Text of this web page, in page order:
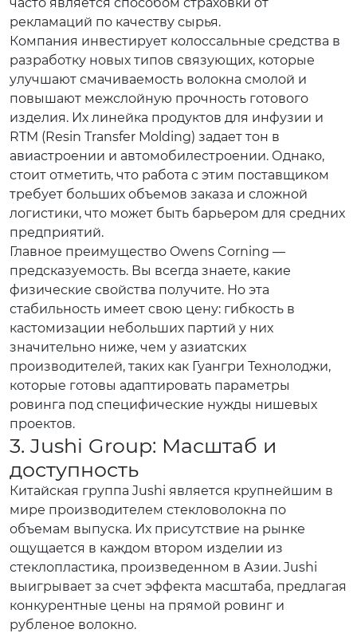
рекламаций по качеству сырья.
Компания инвестирует колоссальные средства в
разработку новых типов связующих, которые
улучшают смачиваемость волокна смолой и
повышают межслойную прочность готового
изделия. Их линейка продуктов для инфузии и
RTM (Resin Transfer Molding) задает тон в
авиастроении и автомобилестроении. Однако,
стоит отметить, что работа с этим поставщиком
требует больших объемов заказа и сложной
логистики, что может быть барьером для средних
предприятий.
Главное преимущество Owens Corning —
предсказуемость. Вы всегда знаете, какие
физические свойства получите. Но эта
стабильность имеет свою цену: гибкость в
кастомизации небольших партий у них
значительно ниже, чем у азиатских
производителей, таких как Гуангри Технолоджи,
которые готовы адаптировать параметры
ровинга под специфические нужды нишевых
проектов.
3. Jushi Group: Масштаб и
доступность
Китайская группа Jushi является крупнейшим в
мире производителем стекловолокна по
объемам выпуска. Их присутствие на рынке
ощущается в каждом втором изделии из
стеклопластика, произведенном в Азии. Jushi
выигрывает за счет эффекта масштаба, предлагая
конкурентные цены на прямой ровинг и
рубленое волокно.